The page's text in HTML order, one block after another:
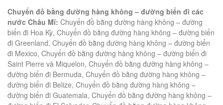
Chuyển đồ bằng đường hàng không – đường biển đi các
nước Châu Mĩ: Chuyển đồ bằng đường hàng không – đường
biển đi Hoa Kỳ, Chuyển đồ bằng đường hàng không – đường biển
đi Greenland, Chuyển đồ bằng đường hàng không – đường biển
đi Mexico, Chuyển đồ bằng đường hàng không – đường biển đi
Saint Pierre và Miquelon, Chuyển đồ bằng đường hàng không –
đường biển đi Bermuda, Chuyển đồ bằng đường hàng không –
đường biển đi Belize, Chuyển đồ bằng đường hàng không –
đường biển đi Guatemala, Chuyển đồ bằng đường hàng không –